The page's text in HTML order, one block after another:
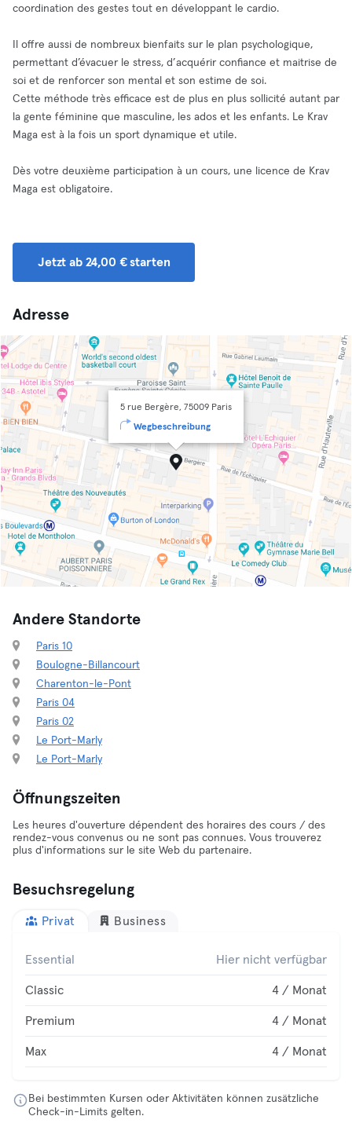
coordination des gestes tout en développant le cardio.
Il offre aussi de nombreux bienfaits sur le plan psychologique,
permettant d’évacuer le stress, d’acquérir confiance et maitrise de
soi et de renforcer son mental et son estime de soi.
Cette méthode très efficace est de plus en plus sollicité autant par
la gente féminine que masculine, les ados et les enfants. Le Krav
Maga est à la fois un sport dynamique et utile.
Dès votre deuxième participation à un cours, une licence de Krav
Maga est obligatoire.
Jetzt ab 24,00 € starten
Adresse
5 rue Bergère, 75009 Paris
Wegbeschreibung
Andere Standorte
Paris 10
Boulogne-Billancourt
Charenton-le-Pont
Paris 04
Paris 02
Le Port-Marly
Le Port-Marly
Öffnungszeiten
Les heures d'ouverture dépendent des horaires des cours / des
rendez-vous convenus ou ne sont pas connues. Vous trouverez
plus d'informations sur le site Web du partenaire.
Besuchsregelung
Privat Business
Essential Hier nicht verfügbar
Classic 4 / Monat
Premium 4 / Monat
Max 4 / Monat
Bei bestimmten Kursen oder Aktivitäten können zusätzliche
Check-in-Limits gelten.